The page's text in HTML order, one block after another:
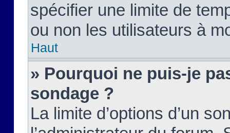
spécifier une limite de
ou non les utilisateurs à
Haut
» Pourquoi ne puis-je
sondage ?
La limite d’options d’un